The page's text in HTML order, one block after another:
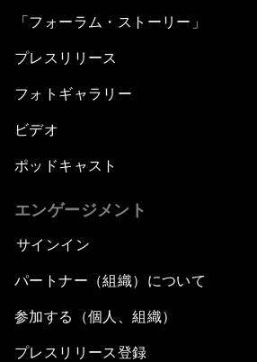
「フォーラム・ストーリー」
プレスリリース
フォトギャラリー
ビデオ
ポッドキャスト
エンゲージメント
サインイン
パートナー（組織）について
参加する（個人、組織）
プレスリリース登録